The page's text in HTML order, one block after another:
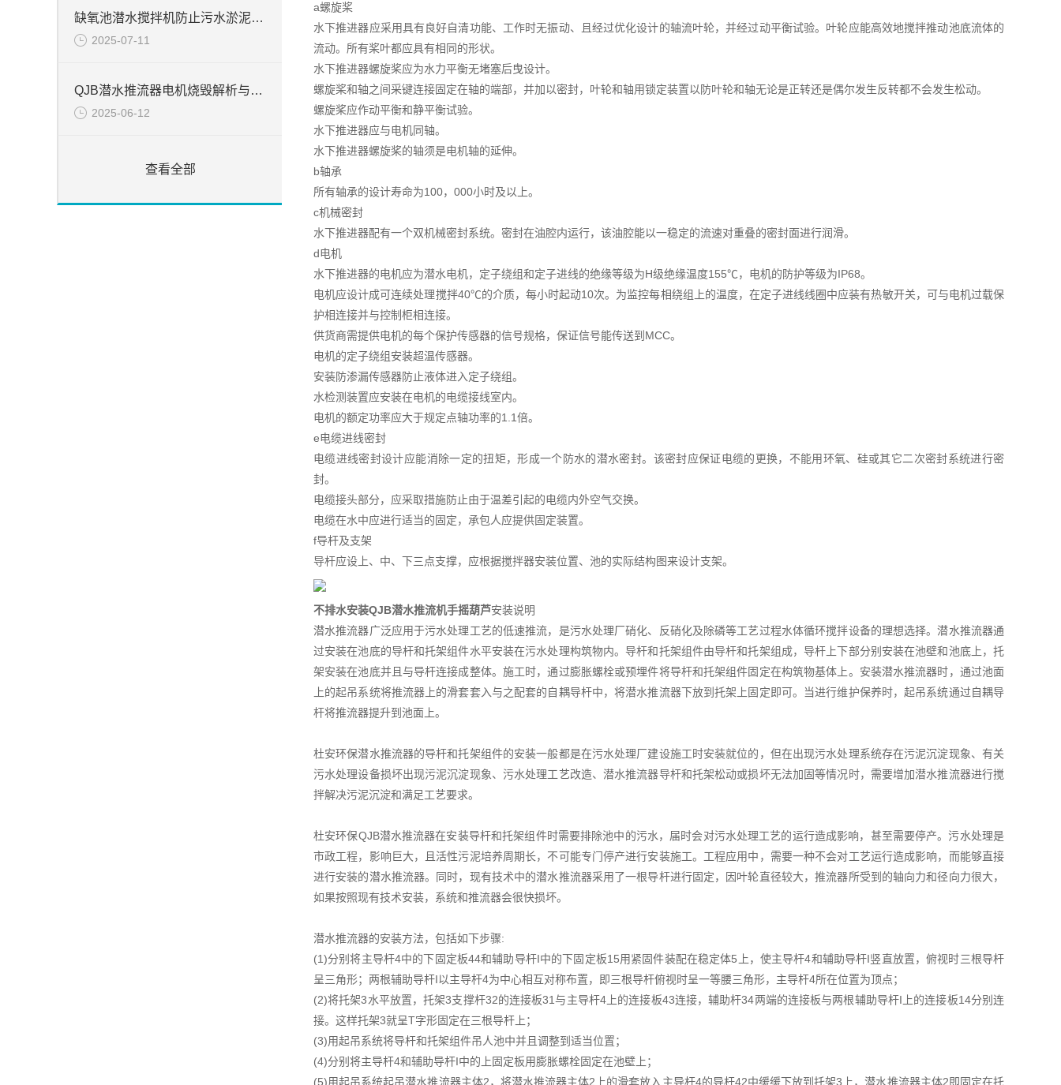
缺氧池潜水搅拌机防止污水淤泥絮凝堆积方法
2025-07-11
QJB潜水推流器电机烧毁解析与处置
2025-06-12
查看全部
a螺旋桨
水下推进器应采用具有良好自清功能、工作时无振动、且经过优化设计的轴流叶轮，并经过动平衡试验。叶轮应能高效地搅拌推动池底流体的
流动。所有桨叶都应具有相同的形状。
水下推进器螺旋桨应为水力平衡无堵塞后曳设计。
螺旋桨和轴之间采键连接固定在轴的端部，并加以密封，叶轮和轴用锁定装置以防叶轮和轴无论是正转还是偶尔发生反转都不会发生松动。
螺旋桨应作动平衡和静平衡试验。
水下推进器应与电机同轴。
水下推进器螺旋桨的轴须是电机轴的延伸。
b轴承
所有轴承的设计寿命为100，000小时及以上。
c机械密封
水下推进器配有一个双机械密封系统。密封在油腔内运行，该油腔能以一稳定的流速对重叠的密封面进行润滑。
d电机
水下推进器的电机应为潜水电机，定子绕组和定子进线的绝缘等级为H级绝缘温度155℃，电机的防护等级为IP68。
电机应设计成可连续处理搅拌40℃的介质，每小时起动10次。为监控每相绕组上的温度，在定子进线线圈中应装有热敏开关，可与电机过载保
护相连接并与控制柜相连接。
供货商需提供电机的每个保护传感器的信号规格，保证信号能传送到MCC。
电机的定子绕组安装超温传感器。
安装防渗漏传感器防止液体进入定子绕组。
水检测装置应安装在电机的电缆接线室内。
电机的额定功率应大于规定点轴功率的1.1倍。
e电缆进线密封
电缆进线密封设计应能消除一定的扭矩，形成一个防水的潜水密封。该密封应保证电缆的更换，不能用环氧、硅或其它二次密封系统进行密
封。
电缆接头部分，应采取措施防止由于温差引起的电缆内外空气交换。
电缆在水中应进行适当的固定，承包人应提供固定装置。
f导杆及支架
导杆应设上、中、下三点支撑，应根据搅拌器安装位置、池的实际结构图来设计支架。
不排水安装QJB潜水推流机手摇葫芦安装说明
潜水推流器广泛应用于污水处理工艺的低速推流，是污水处理厂硝化、反硝化及除磷等工艺过程水体循环搅拌设备的理想选择。潜水推流器通
过安装在池底的导杆和托架组件水平安装在污水处理构筑物内。导杆和托架组件由导杆和托架组成，导杆上下部分别安装在池壁和池底上，托
架安装在池底并且与导杆连接成整体。施工时，通过膨胀螺栓或预埋件将导杆和托架组件固定在构筑物基体上。安装潜水推流器时，通过池面
上的起吊系统将推流器上的滑套套入与之配套的自耦导杆中，将潜水推流器下放到托架上固定即可。当进行维护保养时，起吊系统通过自耦导
杆将推流器提升到池面上。
杜安环保潜水推流器的导杆和托架组件的安装一般都是在污水处理厂建设施工时安装就位的，但在出现污水处理系统存在污泥沉淀现象、有关
污水处理设备损坏出现污泥沉淀现象、污水处理工艺改造、潜水推流器导杆和托架松动或损坏无法加固等情况时，需要增加潜水推流器进行搅
拌解决污泥沉淀和满足工艺要求。
杜安环保QJB潜水推流器在安装导杆和托架组件时需要排除池中的污水，届时会对污水处理工艺的运行造成影响，甚至需要停产。污水处理是
市政工程，影响巨大，且活性污泥培养周期长，不可能专门停产进行安装施工。工程应用中，需要一种不会对工艺运行造成影响，而能够直接
进行安装的潜水推流器。同时，现有技术中的潜水推流器采用了一根导杆进行固定，因叶轮直径较大，推流器所受到的轴向力和径向力很大，
如果按照现有技术安装，系统和推流器会很快损坏。
潜水推流器的安装方法，包括如下步骤:
(1)分别将主导杆4中的下固定板44和辅助导杆I中的下固定板15用紧固件装配在稳定体5上，使主导杆4和辅助导杆I竖直放置，俯视时三根导杆
呈三角形；两根辅助导杆I以主导杆4为中心相互对称布置，即三根导杆俯视时呈一等腰三角形，主导杆4所在位置为顶点；
(2)将托架3水平放置，托架3支撑杆32的连接板31与主导杆4上的连接板43连接，辅助杆34两端的连接板与两根辅助导杆I上的连接板14分别连
接。这样托架3就呈T字形固定在三根导杆上；
(3)用起吊系统将导杆和托架组件吊人池中并且调整到适当位置；
(4)分别将主导杆4和辅助导杆I中的上固定板用膨胀螺栓固定在池壁上；
(5)用起吊系统起吊潜水推流器主体2，将潜水推流器主体2上的滑套放入主导杆4的导杆42中缓缓下放到托架3上，潜水推流器主体2即固定在托